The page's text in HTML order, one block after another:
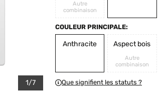
1/7
Autre
combinaison
COULEUR PRINCIPALE:
Anthracite Aspect bois
Autre
combinaison
Que signifient les statuts ?